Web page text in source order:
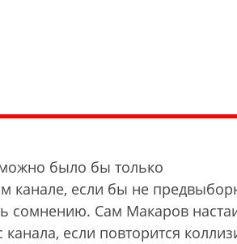
можно было бы только
канале, если бы не
сомнению. Сам Макаров
если повторится